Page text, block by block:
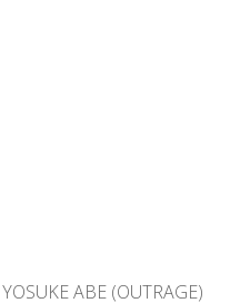
ABE (OUTRAGE)